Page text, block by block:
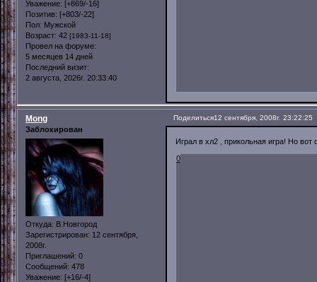
Уважение: [+869/-16]
Позитив: [+803/-22]
Пол: Мужской
Возраст: 42 [1983-11-18]
Провел на форуме:
5 месяцев 14 дней
Последний визит:
2 августа, 2026г. 20:33:40
Поделиться12 сентября, 2008г. 23:22:25
Mong
Заблокирован
Откуда: В.Новгород
Зарегистрирован: 12 сентября,
2008г.
Приглашений: 0
Сообщений: 478
Уважение: [+16/-4]
Играл в хл2 , прикольная игра! Но
0